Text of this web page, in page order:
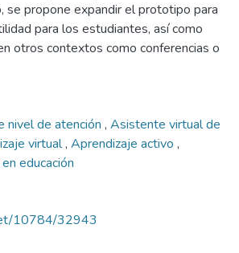
se propone expandir el prototipo para
para los estudiantes, así como
otros contextos como conferencias o
nivel de atención , Asistente virtual de
virtual, Aprendizaje activo ,
educación
10784/32943